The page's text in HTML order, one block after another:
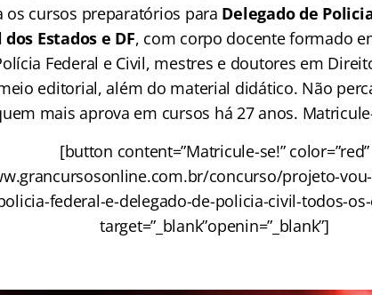
os cursos preparatórios para Delegado de
Estados e DF, com corpo docente formado
Federal e Civil, mestres e doutores em
editorial, além do material didático. Não
mais aprova em cursos há 27 anos.
[button content=”Matricule-se!” color=”red”
concurso/projeto-
federal-e-delegado-de-policia-civil-todos-os-
target=”_blank”openin=”_blank”]